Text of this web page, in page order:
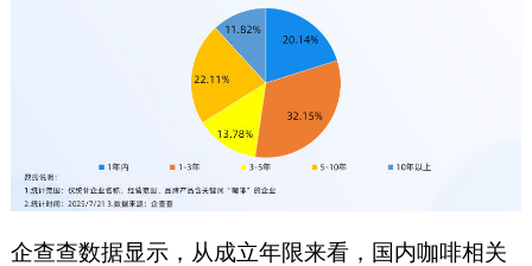
企查查数据显示，从成立年限来看，国内咖啡相关